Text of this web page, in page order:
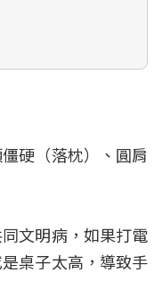
硬（落枕）、圓肩
文明病，如果打電
桌子太高，導致手